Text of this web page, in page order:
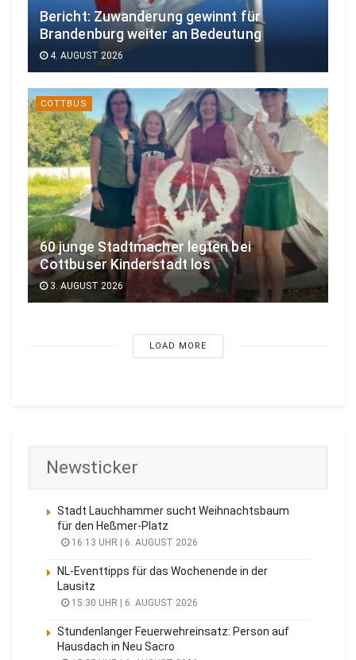
Bericht: Zuwanderung gewinnt für
Brandenburg weiter an Bedeutung
4. AUGUST 2026
COTTBUS
60 junge Stadtmacher legten bei
Cottbuser Kinderstadt los
3. AUGUST 2026
LOAD MORE
Newsticker
Stadt Lauchhammer sucht Weihnachtsbaum
für den Heßmer-Platz
16:13 UHR | 6. AUGUST 2026
NL-Eventtipps für das Wochenende in der
Lausitz
15:30 UHR | 6. AUGUST 2026
Stundenlanger Feuerwehreinsatz: Person auf
Hausdach in Neu Sacro